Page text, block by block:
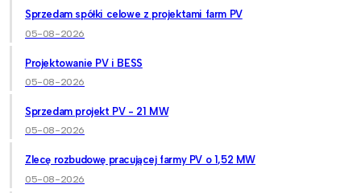
Sprzedam spółki celowe z projektami farm PV
05-08-2026
Projektowanie PV i BESS
05-08-2026
Sprzedam projekt PV - 21 MW
05-08-2026
Zlecę rozbudowę pracującej farmy PV o 1,52 MW
05-08-2026